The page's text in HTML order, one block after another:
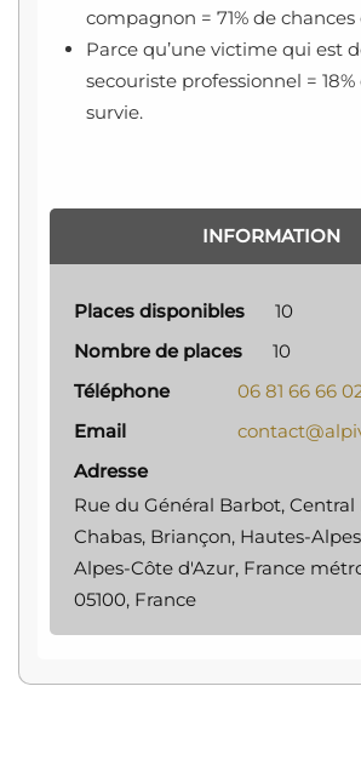
compagnon = 71% de chances
Parce qu’une victime qui est
secouriste professionnel =
survie.
INFORMATION
Places disponibles
10
Nombre de places
10
Téléphone
06 81 66 66
Email
Adresse
Rue du Général Barbot, Central
Chabas, Briançon, Hautes-
Alpes-Côte d'Azur, France
05100, France